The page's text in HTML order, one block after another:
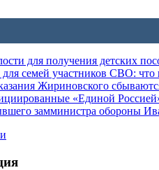
для получения детских
семей участников СВО: что
Жириновского
«Единой
замминистра обороны